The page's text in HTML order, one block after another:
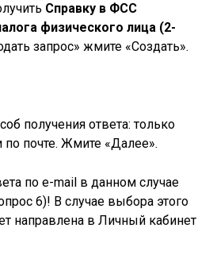
Справку в ФСС
физического лица (2-
запрос» жмите «Создать».
получения ответа: только
почте. Жмите «Далее».
по e-mail в данном случае
6)! В случае выбора этого
направлена в Личный кабинет